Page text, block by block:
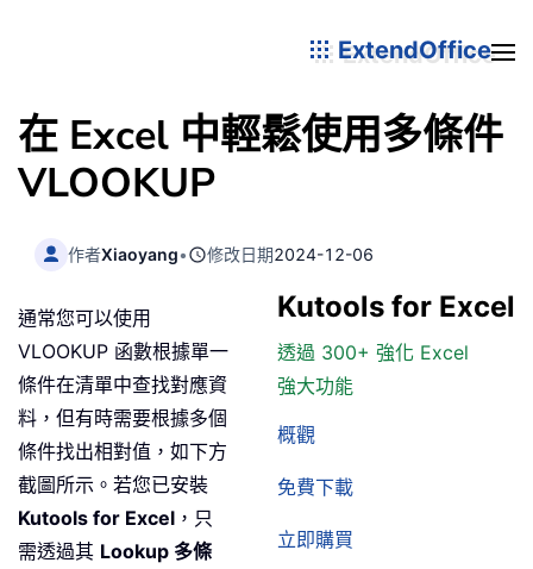
ExtendOffice
在 Excel 中輕鬆使用多條件
VLOOKUP
作者Xiaoyang• 修改日期2024-12-06
Kutools for Excel
透過 300+ 強化 Excel
強大功能
概觀
免費下載
立即購買
通常您可以使用
VLOOKUP 函數根據單一
條件在清單中查找對應資
料，但有時需要根據多個
條件找出相對值，如下方
截圖所示。若您已安裝
Kutools for Excel ，只
需透過其 Lookup 多條